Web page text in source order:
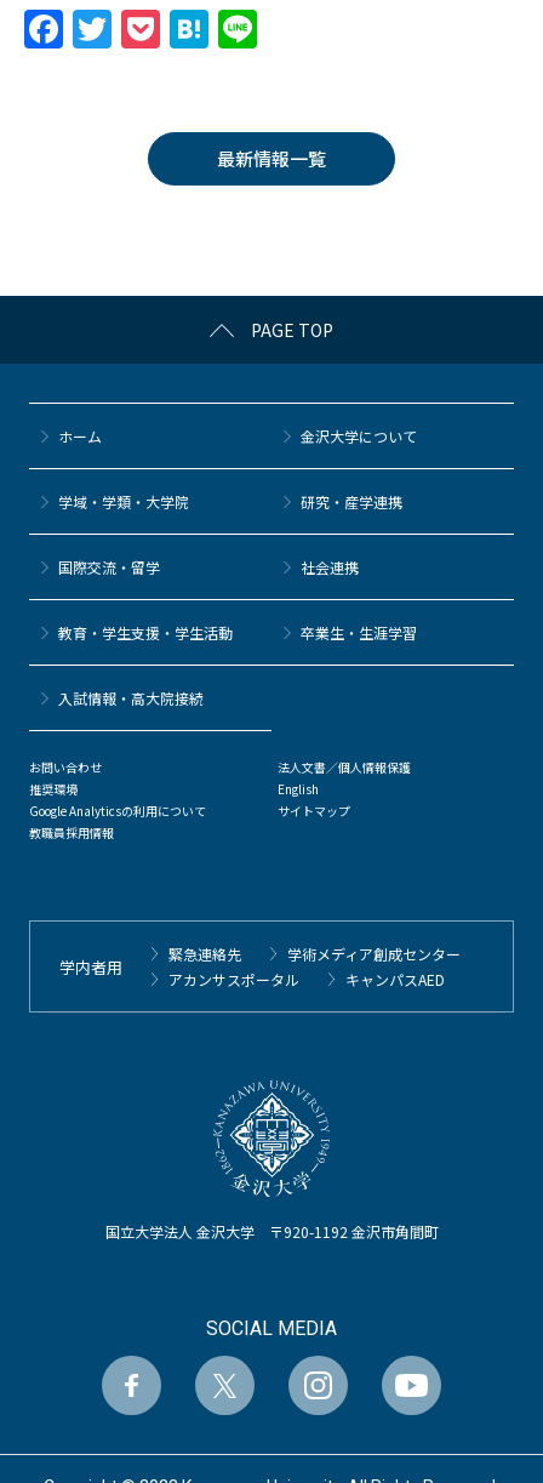
F
k
T
er
P
k
et
H
n
a
最新情報一覧
PAGE TOP
国立大学法人 金沢大学 〒920-1192 金沢市角間町
SOCIAL MEDIA
ホーム 金沢大学について
学域・学類・大学院 研究・産学連携
国際交流・留学 社会連携
教育・学生支援・学生活動 卒業生・生涯学習
⼊試情報・高大院接続
お問い合わせ
推奨環境
Google Analyticsの利用について
教職員採用情報
法人文書／個人情報保護
English
サイトマップ
学内者用
緊急連絡先
学術メディア創成センター
アカンサスポータル
キャンパスAED